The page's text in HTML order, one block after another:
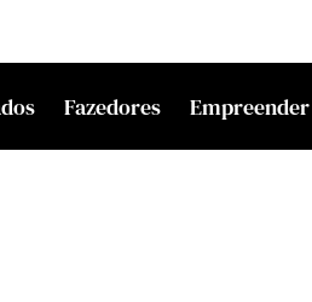
Fazedores Empreender